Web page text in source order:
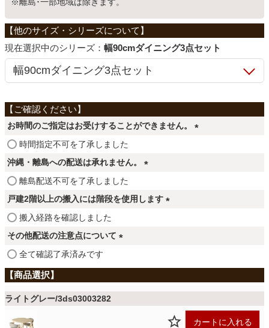
ホームオフィス
こたつ
カーテン
ラグ
収納用品
※離島･一部地域は除きます。
シリーズ： 幅90cmダイニング3点セット
お時間のご指定はお受けすることができません。
時間指定不可を了承しました
沖縄・離島への配送は承れません。
必
離島配送不可を了承しました
戸建2階以上の搬入には階段を使用します
搬入経路を確認しました
その他配送の注意点について
必
須
)
全て確認了承済みです
ライトグレー/3ds03003282
カートに入れる